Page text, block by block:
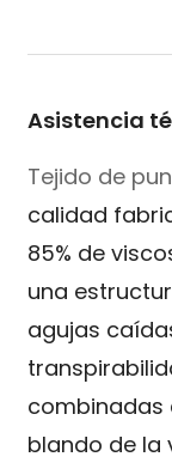
Asistencia
Tejido de
calidad
85% de
una
agujas
combinadas
blando de la